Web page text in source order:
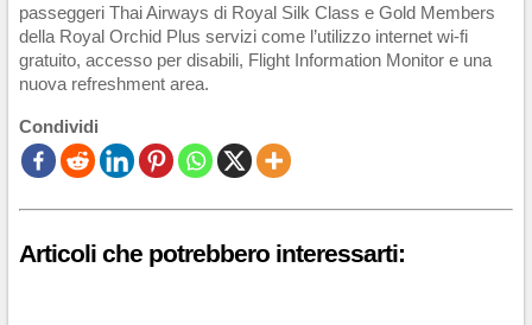
passeggeri Thai Airways di Royal Silk Class e Gold Members
della Royal Orchid Plus servizi come l’utilizzo internet wi-fi
gratuito, accesso per disabili, Flight Information Monitor e una
nuova refreshment area.
Condividi
Articoli che potrebbero interessarti: